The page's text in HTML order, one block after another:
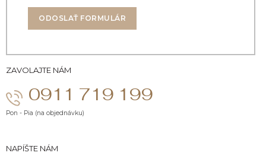
ZAVOLAJTE NÁM
0911 719 199
Pon - Pia (na objednávku)
NAPÍŠTE NÁM
ODOSLAŤ FORMULÁR